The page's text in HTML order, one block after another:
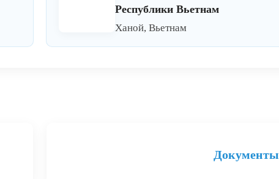
Республики Вьетнам
Ханой, Вьетнам
Документы